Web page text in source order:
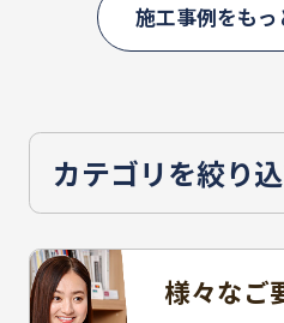
施工事例をもっ
カテゴリを絞り
様々なご